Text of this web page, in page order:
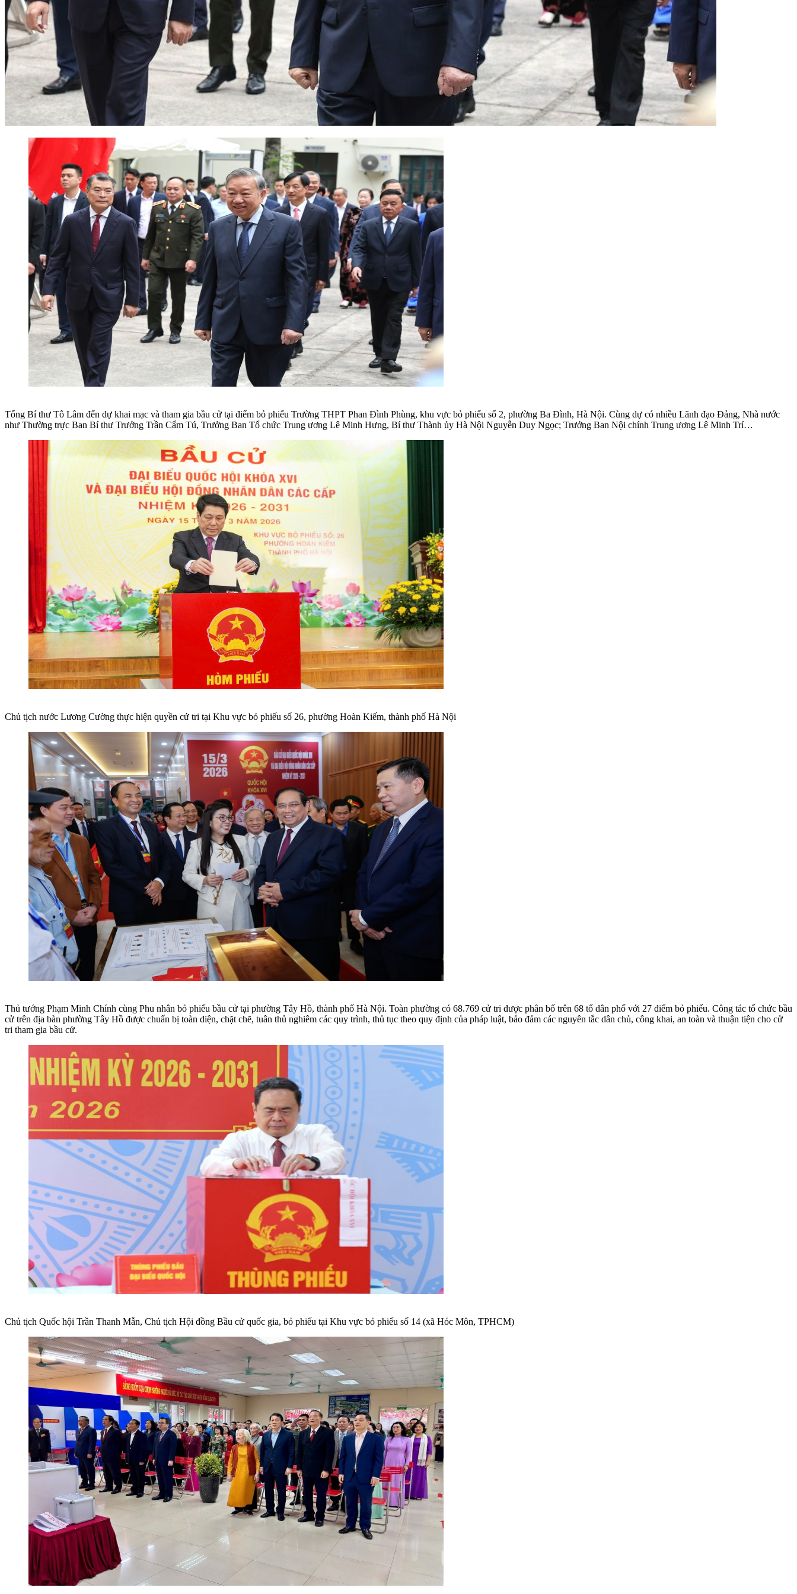
Tổng Bí thư Tô Lâm đến dự khai mạc và tham gia bầu cử tại điểm bỏ phiếu Trường THPT Phan Đình Phùng, khu vực bỏ phiếu số 2, phường Ba Đình, Hà Nội. Cùng dự có nhiều Lãnh đạo Đảng, Nhà nước
như Thường trực Ban Bí thư Trưởng Trần Cẩm Tú, Trưởng Ban Tổ chức Trung ương Lê Minh Hưng, Bí thư Thành ủy Hà Nội Nguyễn Duy Ngọc; Trưởng Ban Nội chính Trung ương Lê Minh Trí…
Chủ tịch nước Lương Cường thực hiện quyền cử tri tại Khu vực bỏ phiếu số 26, phường Hoàn Kiếm, thành phố Hà Nội
Thủ tướng Phạm Minh Chính cùng Phu nhân bỏ phiếu bầu cử tại phường Tây Hồ, thành phố Hà Nội. Toàn phường có 68.769 cử tri được phân bố trên 68 tổ dân phố với 27 điểm bỏ phiếu. Công tác tổ chức bầu
cử trên địa bàn phường Tây Hồ được chuẩn bị toàn diện, chặt chẽ, tuân thủ nghiêm các quy trình, thủ tục theo quy định của pháp luật, bảo đảm các nguyên tắc dân chủ, công khai, an toàn và thuận tiện cho cử
tri tham gia bầu cử.
Chủ tịch Quốc hội Trần Thanh Mẫn, Chủ tịch Hội đồng Bầu cử quốc gia, bỏ phiếu tại Khu vực bỏ phiếu số 14 (xã Hóc Môn, TPHCM)